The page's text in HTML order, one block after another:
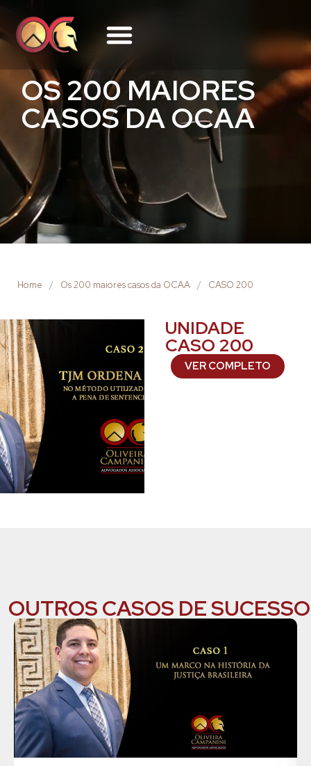
OS 200 MAIORES
CASOS DA OCAA
Home / Os 200 maiores casos da OCAA / CASO 200
UNIDADE
CASO 200
VER COMPLETO
OUTROS CASOS DE SUCESSO